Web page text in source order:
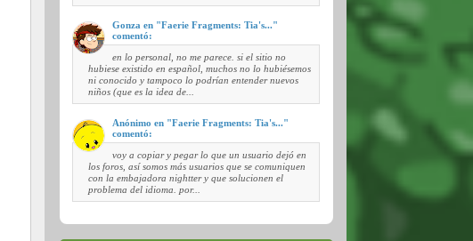
Gonza en "Faerie Fragments: Tia's..."
comentó:
en lo personal, no me parece. si el sitio no
hubiese existido en español, muchos no lo hubiésemos
ni conocido y tampoco lo podrían entender nuevos
niños (que es la idea de...
Anónimo en "Faerie Fragments: Tia's..."
comentó:
voy a copiar y pegar lo que un usuario dejó en
los foros, así somos más usuarios que se comuniquen
con la embajadora nightter y que solucionen el
problema del idioma. por...